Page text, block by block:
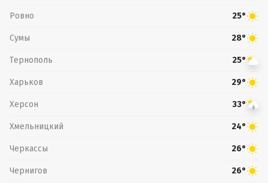
Ровно 25°
Сумы 28°
Тернополь 25°
Харьков 29°
Херсон 33°
Хмельницкий 24°
Черкассы 26°
Чернигов 26°